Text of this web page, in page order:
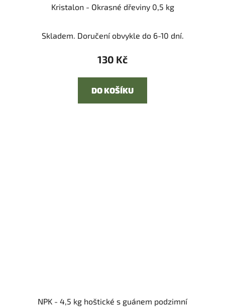
Kristalon - Okrasné dřeviny 0,5 kg
Skladem. Doručení obvykle do 6-10 dní.
130 Kč
DO KOŠÍKU
NPK - 4,5 kg hoštické s guánem podzimní